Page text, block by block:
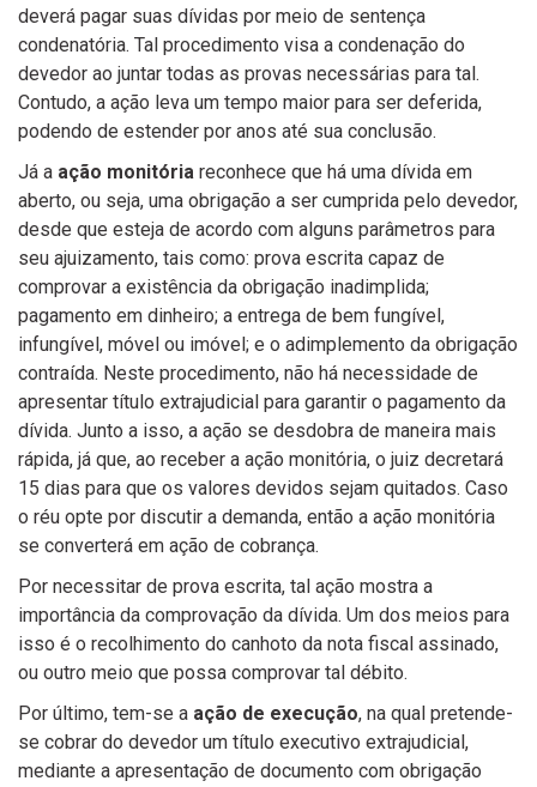
deverá pagar suas dívidas por meio de sentença
condenatória. Tal procedimento visa a condenação do
devedor ao juntar todas as provas necessárias para tal.
Contudo, a ação leva um tempo maior para ser deferida,
podendo de estender por anos até sua conclusão.
Já a ação monitória reconhece que há uma dívida em
aberto, ou seja, uma obrigação a ser cumprida pelo devedor,
desde que esteja de acordo com alguns parâmetros para
seu ajuizamento, tais como: prova escrita capaz de
comprovar a existência da obrigação inadimplida;
pagamento em dinheiro; a entrega de bem fungível,
infungível, móvel ou imóvel; e o adimplemento da obrigação
contraída. Neste procedimento, não há necessidade de
apresentar título extrajudicial para garantir o pagamento da
dívida. Junto a isso, a ação se desdobra de maneira mais
rápida, já que, ao receber a ação monitória, o juiz decretará
15 dias para que os valores devidos sejam quitados. Caso
o réu opte por discutir a demanda, então a ação monitória
se converterá em ação de cobrança.
Por necessitar de prova escrita, tal ação mostra a
importância da comprovação da dívida. Um dos meios para
isso é o recolhimento do canhoto da nota fiscal assinado,
ou outro meio que possa comprovar tal débito.
Por último, tem-se a ação de execução, na qual pretende-
se cobrar do devedor um título executivo extrajudicial,
mediante a apresentação de documento com obrigação